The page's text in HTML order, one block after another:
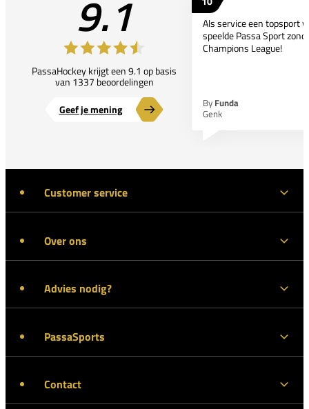
9.1
PassaHockey krijgt een 9.1 op basis
van 1337 beoordelingen
Geef je mening
Als service een topsport
speelde Passa Sport
Champions League!
By Funda
Genk
Customer service
Over ons
Advies nodig?
PassaSports
Contact